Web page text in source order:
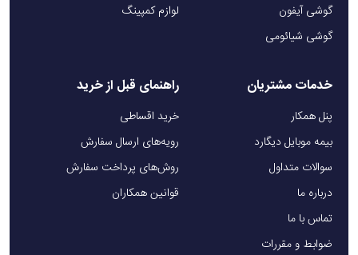
گوشی آیفون
گوشی شیائومی
لوازم کمپینگ
خدمات مشتریان
پنل همکار
بیمه موبایل دیگارد
سوالات متداول
درباره ما
تماس با ما
ضوابط و مقررات
راهنمای قبل از خرید
خرید اقساطی
رویه‌های ارسال سفارش
روش‌های پرداخت سفارش
قوانین همکاران